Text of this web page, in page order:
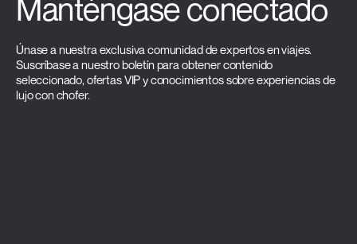
Manténgase conectado
Únase a nuestra exclusiva comunidad de expertos en viajes.
Suscríbase a nuestro boletín para obtener contenido
seleccionado, ofertas VIP y conocimientos sobre experiencias de
lujo con chofer.